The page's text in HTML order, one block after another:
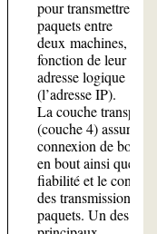
pour transmettre les
paquets entre
deux machines, en
fonction de leur
adresse logique
(l’adresse IP).
La couche transport
(couche 4) assure la
connexion de bout
en bout ainsi que la
fiabilité et le contrôle
des transmissions de
paquets. Un des